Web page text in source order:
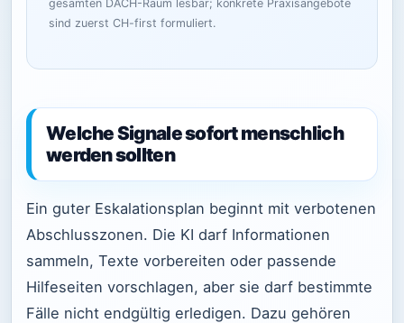
gesamten DACH-Raum lesbar; konkrete Praxisangebote
sind zuerst CH-first formuliert.
Welche Signale sofort menschlich
werden sollten
Ein guter Eskalationsplan beginnt mit verbotenen
Abschlusszonen. Die KI darf Informationen
sammeln, Texte vorbereiten oder passende
Hilfeseiten vorschlagen, aber sie darf bestimmte
Fälle nicht endgültig erledigen. Dazu gehören